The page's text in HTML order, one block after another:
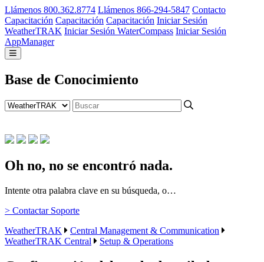
Llámenos 800.362.8774 Llámenos 866-294-5847 Contacto
Capacitación Capacitación Capacitación Iniciar Sesión
WeatherTRAK Iniciar Sesión WaterCompass Iniciar Sesión
AppManager
Base de Conocimiento
Oh no, no se encontró nada.
Intente otra palabra clave en su búsqueda, o…
> Contactar Soporte
WeatherTRAK
Central Management & Communication
WeatherTRAK Central
Setup & Operations